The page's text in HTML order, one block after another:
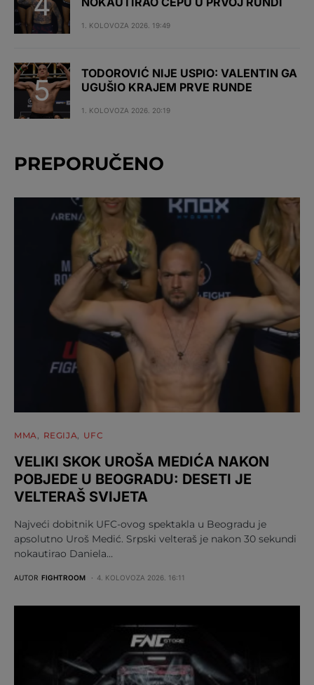
1. KOLOVOZA 2026. 19:49
TODOROVIĆ NIJE USPIO: VALENTIN GA
UGUŠIO KRAJEM PRVE RUNDE
1. KOLOVOZA 2026. 20:19
PREPORUČENO
MMA REGIJA UFC
VELIKI SKOK UROŠA MEDIĆA NAKON
POBJEDE U BEOGRADU: DESETI JE
VELTERAŠ SVIJETA
Najveći dobitnik UFC-ovog spektakla u Beogradu je
apsolutno Uroš Medić. Srpski velteraš je nakon 30 sekundi
nokautirao Daniela…
AUTOR FIGHTROOM 4. KOLOVOZA 2026. 16:11